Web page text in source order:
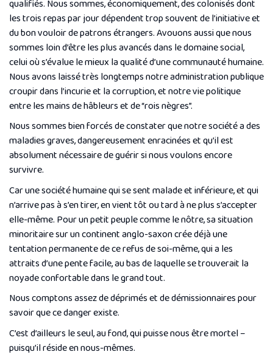
qualifiés. Nous sommes, économiquement, des colonisés dont
les trois repas par jour dépendent trop souvent de l’initiative et
du bon vouloir de patrons étrangers. Avouons aussi que nous
sommes loin d’être les plus avancés dans le domaine social,
celui où s’évalue le mieux la qualité d’une communauté humaine.
Nous avons laissé très longtemps notre administration publique
croupir dans l’incurie et la corruption, et notre vie politique
entre les mains de hâbleurs et de “rois nègres”.
Nous sommes bien forcés de constater que notre société a des
maladies graves, dangereusement enracinées et qu’il est
absolument nécessaire de guérir si nous voulons encore
survivre.
Car une société humaine qui se sent malade et inférieure, et qui
n’arrive pas à s’en tirer, en vient tôt ou tard à ne plus s’accepter
elle-même. Pour un petit peuple comme le nôtre, sa situation
minoritaire sur un continent anglo-saxon crée déjà une
tentation permanente de ce refus de soi-même, qui a les
attraits d’une pente facile, au bas de laquelle se trouverait la
noyade confortable dans le grand tout.
Nous comptons assez de déprimés et de démissionnaires pour
savoir que ce danger existe.
C’est d’ailleurs le seul, au fond, qui puisse nous être mortel –
puisqu’il réside en nous-mêmes.